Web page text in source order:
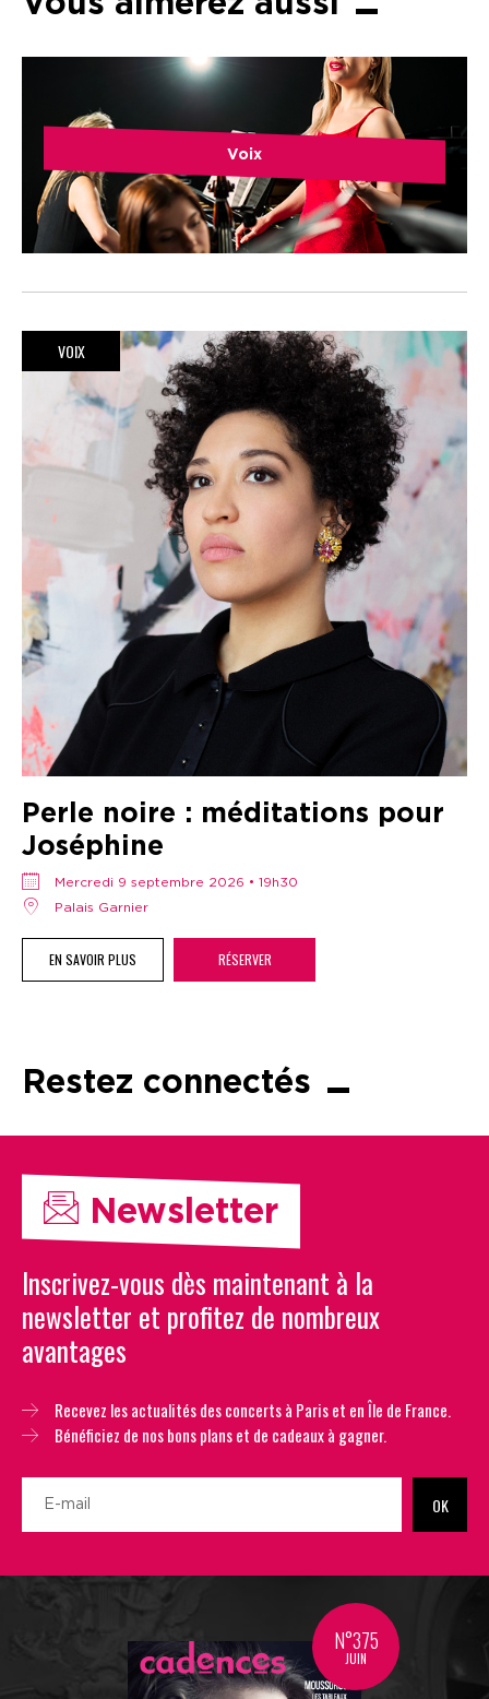
Voix
VOIX
Perle noire : méditations pour
Joséphine
mercredi 9 septembre 2026 • 19h30
Palais Garnier
EN SAVOIR PLUS RÉSERVER
Restez connectés
Newsletter
Inscrivez-vous dès maintenant à la
newsletter et profitez de nombreux
avantages
Recevez les actualités des concerts à Paris et en Île de France.
Bénéficiez de nos bons plans et de cadeaux à gagner.
OK
N°375
JUIN